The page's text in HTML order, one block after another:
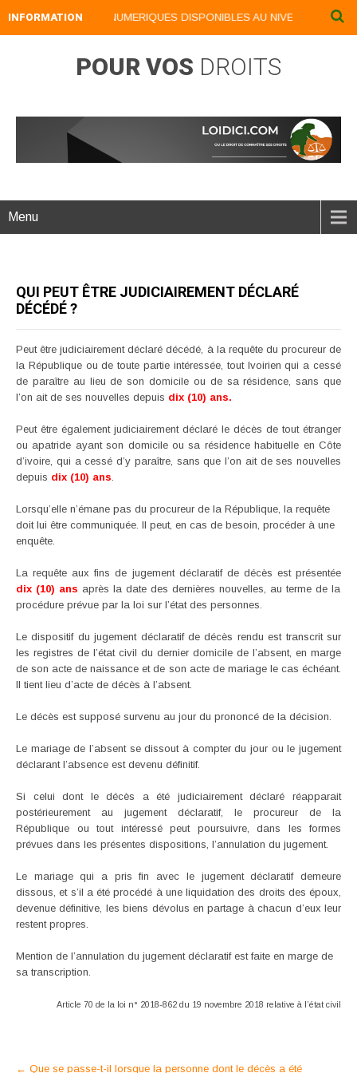
INFORMATION
NOS LIVRES NUMERIQUES DISPONIBLES AU NIVEAU DU
POUR VOS DROITS
Menu
QUI PEUT ÊTRE JUDICIAIREMENT DÉCLARÉ
DÉCÉDÉ ?
Peut être judiciairement déclaré décédé, à la requête du procureur de
la République ou de toute partie intéressée, tout Ivoirien qui a cessé
de paraître au lieu de son domicile ou de sa résidence, sans que
l’on ait de ses nouvelles depuis dix (10) ans.
Peut être également judiciairement déclaré le décès de tout étranger
ou apatride ayant son domicile ou sa résidence habituelle en Côte
d’ivoire, qui a cessé d’y paraître, sans que l’on ait de ses nouvelles
depuis dix (10) ans
Lorsqu’elle n’émane pas du procureur de la République, la requête
doit lui être communiquée. Il peut, en cas de besoin, procéder à une
enquête.
La requête aux fins de jugement déclaratif de décès est présentée
dix (10) ans après la date des dernières nouvelles, au terme de la
procédure prévue par la loi sur l’état des personnes.
Le dispositif du jugement déclaratif de décès rendu est transcrit sur
les registres de l’état civil du dernier domicile de l’absent, en marge
de son acte de naissance et de son acte de mariage le cas échéant.
Il tient lieu d’acte de décès à l’absent.
Le décès est supposé survenu au jour du prononcé de la décision.
Le mariage de l’absent se dissout à compter du jour ou le jugement
déclarant l’absence est devenu définitif.
Si celui dont le décès a été judiciairement déclaré réapparait
postérieurement au jugement déclaratif, le procureur de la
République ou tout intéressé peut poursuivre, dans les formes
prévues dans les présentes dispositions, l’annulation du jugement.
Le mariage qui a pris fin avec le jugement déclaratif demeure
dissous, et s’il a été procédé à une liquidation des droits des époux,
devenue définitive, les biens dévolus en partage à chacun d’eux leur
restent propres.
Mention de l’annulation du jugement déclaratif est faite en marge de
sa transcription.
Article 70 de la loi n° 2018-862 du 19 novembre 2018 relative à l’état civil
← Que se passe-t-il lorsque la personne dont le décès a été